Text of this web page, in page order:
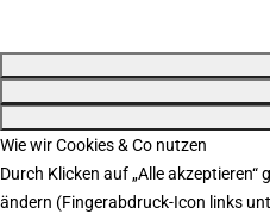
Wie wir Cookies & Co nutzen
Durch Klicken auf „Alle
ändern (Fingerabdruck-Icon links